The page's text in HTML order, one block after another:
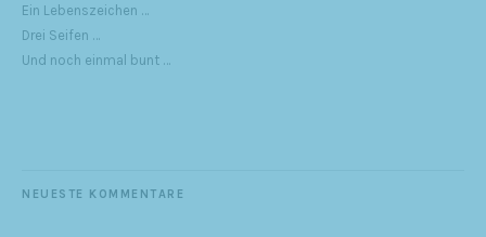
Ein Lebenszeichen …
Drei Seifen …
Und noch einmal bunt …
NEUESTE KOMMENTARE